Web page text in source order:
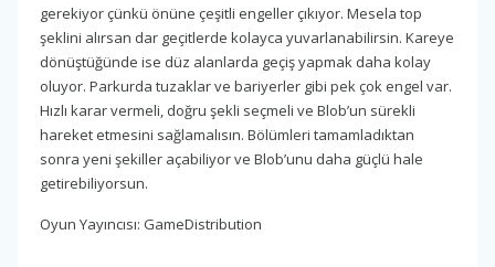
gerekiyor çünkü önüne çeşitli engeller çıkıyor. Mesela top
şeklini alırsan dar geçitlerde kolayca yuvarlanabilirsin. Kareye
dönüştüğünde ise düz alanlarda geçiş yapmak daha kolay
oluyor. Parkurda tuzaklar ve bariyerler gibi pek çok engel var.
Hızlı karar vermeli, doğru şekli seçmeli ve Blob’un sürekli
hareket etmesini sağlamalısın. Bölümleri tamamladıktan
sonra yeni şekiller açabiliyor ve Blob’unu daha güçlü hale
getirebiliyorsun.
Oyun Yayıncısı: GameDistribution